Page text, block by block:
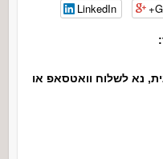
LinkedIn
נא לשלוח וואטסאפ או